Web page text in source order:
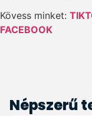
Kövess minket:
FACEBOOK
Népszerű